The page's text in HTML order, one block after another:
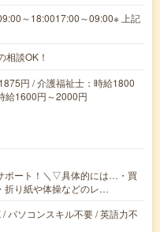
～18:0017:00～09:00※ 上記
談OK！
円 / 介護福祉士：時給1800
給1600円～2000円
ポート！＼▽具体的には…・買
折り紙や体操などのレ…
パソコンスキル不要 / 英語力不